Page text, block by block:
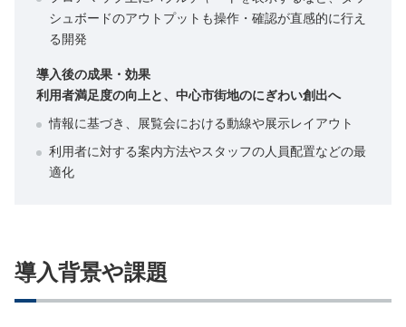
シュボードのアウトプットも操作・確認が直感的に行え
る開発
導入後の成果・効果
利用者満足度の向上と、中心市街地のにぎわい創出へ
情報に基づき、展覧会における動線や展示レイアウト
利用者に対する案内方法やスタッフの人員配置などの最
適化
導入背景や課題